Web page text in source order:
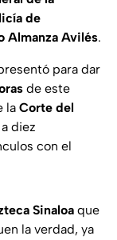
de
Almanza Avilés.
para dar
de este
la Corte del
diez
con el
Sinaloa que
la verdad, ya